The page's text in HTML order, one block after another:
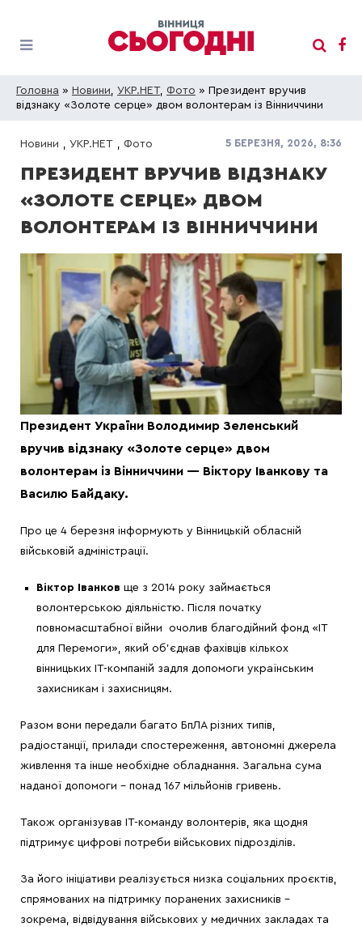
Головна » Новини, УКР.НЕТ, Фото » Президент вручив
відзнаку «Золоте серце» двом волонтерам із Вінниччини
Новини , УКР.НЕТ , Фото 5 БЕРЕЗНЯ, 2026, 8:36
ПРЕЗИДЕНТ ВРУЧИВ ВІДЗНАКУ
«ЗОЛОТЕ СЕРЦЕ» ДВОМ
ВОЛОНТЕРАМ ІЗ ВІННИЧЧИНИ
Президент України Володимир Зеленський
вручив відзнаку «Золоте серце» двом
волонтерам із Вінниччини — Віктору Іванкову та
Василю Байдаку.
Про це 4 березня інформують у Вінницькій обласній
військовій адміністрації.
Віктор Іванков ще з 2014 року займається
волонтерською діяльністю. Після початку
повномасштабної війни очолив благодійний фонд «ІТ
для Перемоги», який об’єднав фахівців кількох
вінницьких ІТ-компаній задля допомоги українським
захисникам і захисницям.
Разом вони передали багато БпЛА різних типів,
радіостанції, прилади спостереження, автономні джерела
живлення та інше необхідне обладнання. Загальна сума
наданої допомоги – понад 167 мільйонів гривень.
Також організував ІТ-команду волонтерів, яка щодня
підтримує цифрові потреби військових підрозділів.
За його ініціативи реалізується низка соціальних проєктів,
спрямованих на підтримку поранених захисників –
зокрема, відвідування військових у медичних закладах та